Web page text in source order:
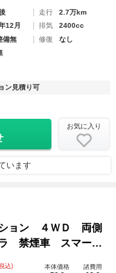
走行
2.7万km
12月 排気
2400cc
備無 修復
なし
ン見積り可
お気に入り
います
ョン ４ＷＤ 両側
禁煙車 スマート
ルエアコン Ｃ
込) 本体価格 諸費用